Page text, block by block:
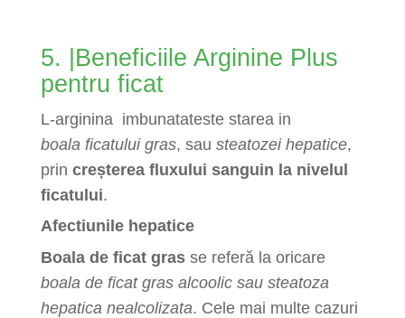
5. |Beneficiile Arginine Plus
pentru ficat
L-arginina imbunatateste starea in
boala ficatului gras, sau steatozei hepatice,
prin creșterea fluxului sanguin la nivelul
ficatului.
Afectiunile hepatice
Boala de ficat gras se referă la oricare
boala de ficat gras alcoolic sau steatoza
hepatica nealcolizata. Cele mai multe cazuri